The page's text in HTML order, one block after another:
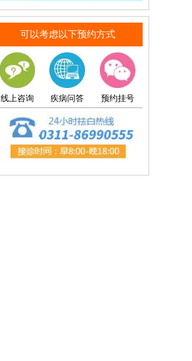
可以考虑以下预约方式
线上咨询 疾病问答 预约挂号